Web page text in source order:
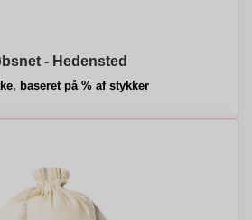
- Hedensted
baseret på % af stykker